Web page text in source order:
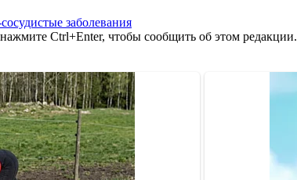
заболевания
Ctrl+Enter, чтобы сообщить об этом редакции.